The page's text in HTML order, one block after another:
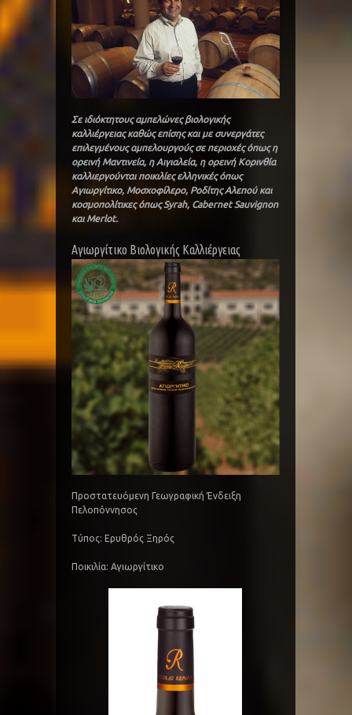
Σε ιδιόκτητους αμπελώνες βιολογικής
καλλιέργειας καθώς επίσης και με συνεργάτες
επιλεγμένους αμπελουργούς σε περιοχές όπως η
ορεινή Μαντινεία, η Αιγιαλεία, η ορεινή Κορινθία
καλλιεργούνται ποικιλίες ελληνικές όπως
Αγιωργίτικο, Μοσχοφίλερο, Ροδίτης Αλεπού και
κοσμοπολίτικες όπως Syrah, Cabernet Sauvignon
και Merlot.
Αγιωργίτικο Βιολογικής Καλλιέργειας
Προστατευόμενη Γεωγραφική Ένδειξη
Πελοπόννησος
Τύπος: Ερυθρός Ξηρός
Ποικιλία: Αγιωργίτικο